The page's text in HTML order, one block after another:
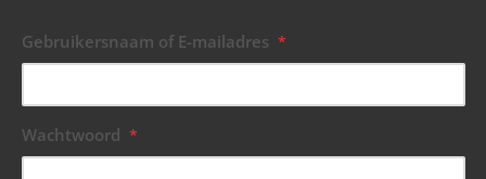
Gebruikersnaam of E-mailadres *
Wachtwoord *